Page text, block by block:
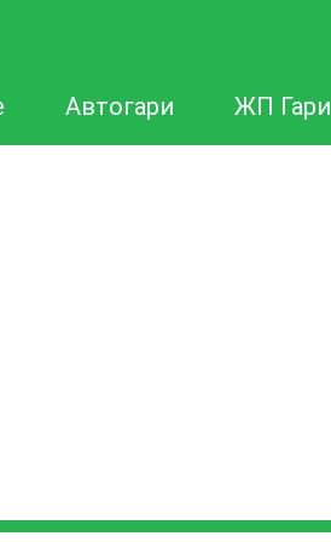
Автогари ЖП Гари